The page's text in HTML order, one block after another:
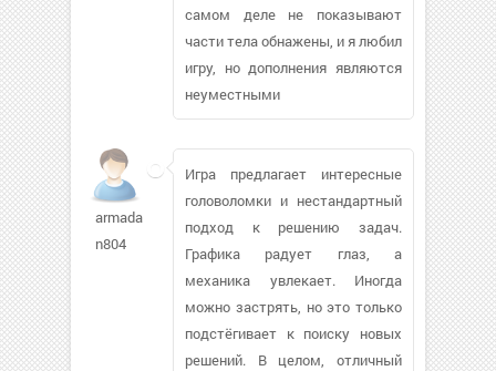
самом деле не показывают
части тела обнажены, и я любил
игру, но дополнения являются
неуместными
armada-
n804
Игра предлагает интересные
головоломки и нестандартный
подход к решению задач.
Графика радует глаз, а
механика увлекает. Иногда
можно застрять, но это только
подстёгивает к поиску новых
решений. В целом, отличный